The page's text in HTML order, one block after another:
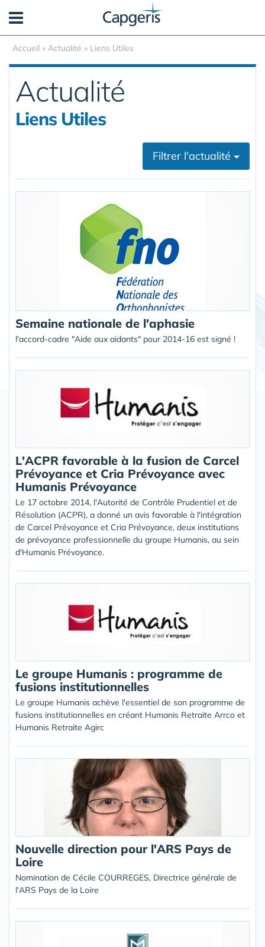
Accueil » Actualité » Liens Utiles
Actualité
Liens Utiles
Filtrer l'actualité
Semaine nationale de l'aphasie
l'accord-cadre "Aide aux aidants" pour 2014-16 est signé !
L'ACPR favorable à la fusion de Carcel
Prévoyance et Cria Prévoyance avec
Humanis Prévoyance
Le 17 octobre 2014, l'Autorité de Contrôle Prudentiel et de
Résolution (ACPR), a donné un avis favorable à l'intégration
de Carcel Prévoyance et Cria Prévoyance, deux institutions
de prévoyance professionnelle du groupe Humanis, au sein
d'Humanis Prévoyance.
Le groupe Humanis : programme de
fusions institutionnelles
Le groupe Humanis achève l'essentiel de son programme de
fusions institutionnelles en créant Humanis Retraite Arrco et
Humanis Retraite Agirc
Nouvelle direction pour l'ARS Pays de
Loire
Nomination de Cécile COURREGES, Directrice générale de
l'ARS Pays de la Loire